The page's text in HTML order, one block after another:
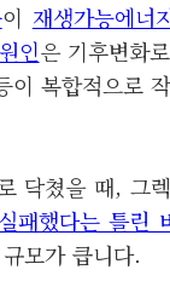
이 재생가능에너
인은 기후변화
복합적으로
닥쳤을 때,
패했다는 틀린
모가 큽니다.